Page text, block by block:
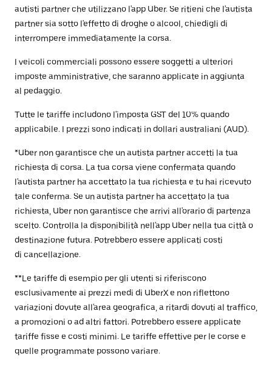
autisti partner che utilizzano l'app Uber. Se ritieni che l'autista
partner sia sotto l'effetto di droghe o alcool, chiedigli di
interrompere immediatamente la corsa.
I veicoli commerciali possono essere soggetti a ulteriori
imposte amministrative, che saranno applicate in aggiunta
al pedaggio.
Tutte le tariffe includono l'imposta GST del 10% quando
applicabile. I prezzi sono indicati in dollari australiani (AUD).
*Uber non garantisce che un autista partner accetti la tua
richiesta di corsa. La tua corsa viene confermata quando
l'autista partner ha accettato la tua richiesta e tu hai ricevuto
tale conferma. Se un autista partner ha accettato la tua
richiesta, Uber non garantisce che arrivi all'orario di partenza
scelto. Controlla la disponibilità nell'app Uber nella tua città o
destinazione futura. Potrebbero essere applicati costi
di cancellazione.
**Le tariffe di esempio per gli utenti si riferiscono
esclusivamente ai prezzi medi di UberX e non riflettono
variazioni dovute all'area geografica, a ritardi dovuti al traffico,
a promozioni o ad altri fattori. Potrebbero essere applicate
tariffe fisse e costi minimi. Le tariffe effettive per le corse e
quelle programmate possono variare.